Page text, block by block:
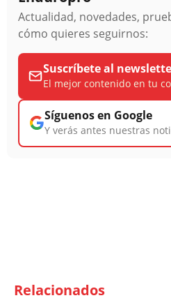
Actualidad, novedades,
cómo quieres seguirnos:
Suscríbete al
El mejor contenido en tu
Síguenos en Google
Y verás antes nuestras
Relacionados